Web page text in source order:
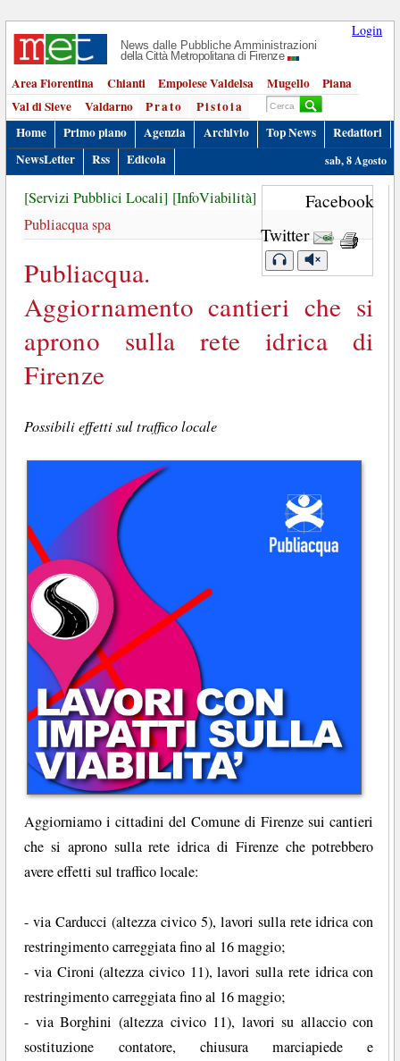
Login
News dalle Pubbliche Amministrazioni
della Città Metropolitana di Firenze
Area Fiorentina Chianti Empolese Valdelsa Mugello
Piana
Val di Sieve
Valdarno Prato
Pistoia
Home
Primo piano Agenzia Archivio Top News
Redattori
NewsLetter
Rss Edicola sab, 8 Agosto
Facebook
Twitter
[Servizi Pubblici Locali] [InfoViabilità]
Publiacqua spa
Publiacqua.
Aggiornamento cantieri che si
aprono sulla rete idrica di
Firenze
Possibili effetti sul traffico locale
Aggiorniamo i cittadini del Comune di Firenze sui cantieri
che si aprono sulla rete idrica di Firenze che potrebbero
avere effetti sul traffico locale:
- via Carducci (altezza civico 5), lavori sulla rete idrica con
restringimento carreggiata fino al 16 maggio;
- via Cironi (altezza civico 11), lavori sulla rete idrica con
restringimento carreggiata fino al 16 maggio;
- via Borghini (altezza civico 11), lavori su allaccio con
sostituzione contatore, chiusura marciapiede e